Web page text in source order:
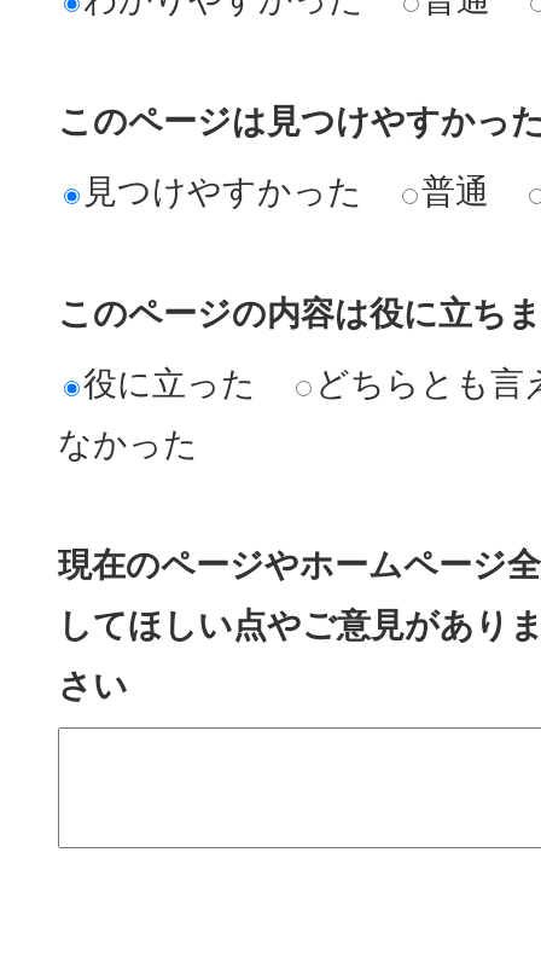
このページは見つけやすかっ
見つけやすかった
普通
このページの内容は役に立ち
役に立った
どちらとも言
なかった
現在のページやホームページ
してほしい点やご意見があり
さい